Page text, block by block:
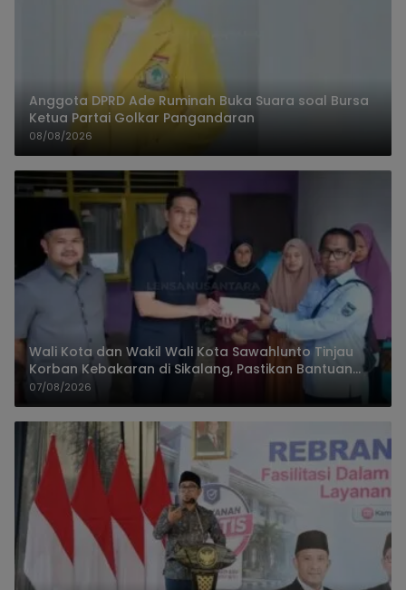
Anggota DPRD Ade Ruminah Buka Suara soal Bursa
Ketua Partai Golkar Pangandaran
08/08/2026
Wali Kota dan Wakil Wali Kota Sawahlunto Tinjau
Korban Kebakaran di Sikalang, Pastikan Bantuan
dan Perkuat Mitigasi Bencana
07/08/2026